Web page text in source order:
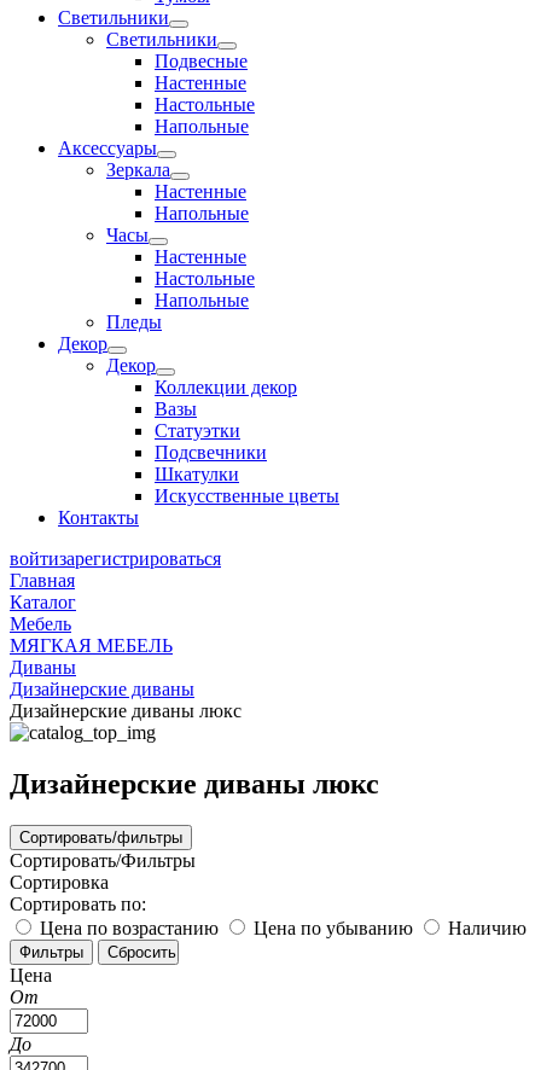
Светильники
Светильники
Подвесные
Настенные
Настольные
Напольные
Аксессуары
Зеркала
Настенные
Напольные
Часы
Настенные
Настольные
Напольные
Пледы
Декор
Декор
Коллекции декор
Вазы
Статуэтки
Подсвечники
Шкатулки
Искусственные цветы
Контакты
войтизарегистрироваться
Главная
Каталог
Мебель
МЯГКАЯ МЕБЕЛЬ
Диваны
Дизайнерские диваны
Дизайнерские диваны люкс
Дизайнерские диваны люкс
Сортировать/фильтры
Сортировать/Фильтры
Сортировка
Сортировать по:
Цена по возрастанию
Цена по убыванию Наличию
Цена
От
До